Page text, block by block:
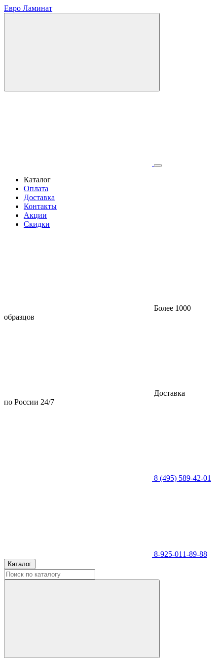
Евро Ламинат
Каталог
Оплата
Доставка
Контакты
Акции
Скидки
Более 1000
образцов
Доставка
по России 24/7
8 (495) 589-42-01
8-925-011-89-88
Каталог